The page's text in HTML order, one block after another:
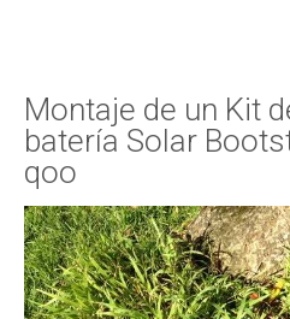
Montaje de un Kit
batería Solar
qoo